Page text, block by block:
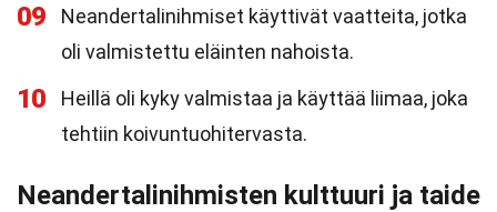
09
Neandertalinihmiset käyttivät vaatteita, jotka
oli valmistettu eläinten nahoista.
10
Heillä oli kyky valmistaa ja käyttää liimaa, joka
tehtiin koivuntuohitervasta.
Neandertalinihmisten kulttuuri ja taide